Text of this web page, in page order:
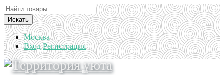
Искать
Москва
Вход Регистрация